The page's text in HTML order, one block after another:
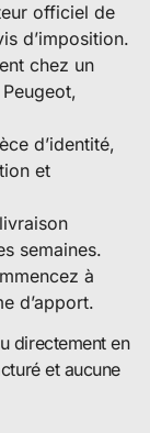
officiel de
d’imposition.
chez un
d’identité,
et
semaines.
à
d’apport.
directement en
et aucune